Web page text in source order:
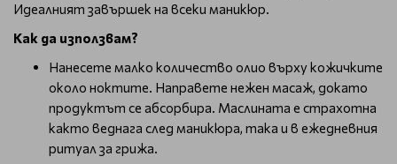
Идеалният завършек на всеки маникюр.
Как да използвам?
Нанесете малко количество олио върху кожичките
около ноктите. Направете нежен масаж, докато
продуктът се абсорбира. Маслината е страхотна
както веднага след маникюра, така и в ежедневния
ритуал за грижа.